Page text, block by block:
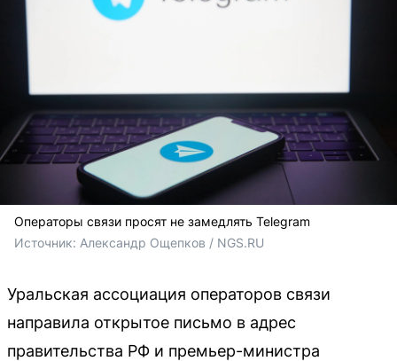
Операторы связи просят не замедлять Telegram
Источник: Александр Ощепков / NGS.RU
Уральская ассоциация операторов связи
направила открытое письмо в адрес
правительства РФ и премьер-министра